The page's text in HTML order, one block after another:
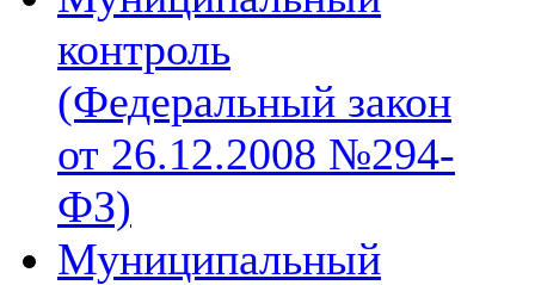
контроль
(Федеральный закон
от 26.12.2008 №294-
ФЗ)
Муниципальный